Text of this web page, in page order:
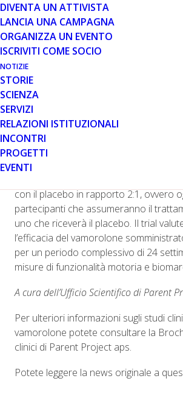
DIVENTA UN ATTIVISTA
LANCIA UNA CAMPAGNA
ORGANIZZA UN EVENTO
ISCRIVITI COME SOCIO
NOTIZIE
STORIE
SCIENZA
SERVIZI
RELAZIONI ISTITUZIONALI
INCONTRI
PROGETTI
EVENTI
Il vamorolone è una potenziale terapia
steroide sviluppata con l’obiettivo di
antinfiammatorio con efficacia
glucocorticoidi in uso ma con minori
sviluppo clinico del vamorolone ha
solo la popolazione dei pazienti
stati evidenziati risultati incoraggianti
serie di finanziamenti, tra cui il più
da un programma della FDA, sarà ora
un trial anche nella popolazione dei
Lo studio si svolgerà anche in Italia
con il placebo in rapporto 2:1, ovvero
partecipanti che assumeranno il
uno che riceverà il placebo. Il trial
l’efficacia del vamorolone
per un periodo complessivo di 24
misure di funzionalità motoria e
A cura dell’Ufficio Scientifico di Parent
Per ulteriori informazioni sugli studi
vamorolone potete consultare la
clinici di Parent Project aps.
Potete leggere la news originale a